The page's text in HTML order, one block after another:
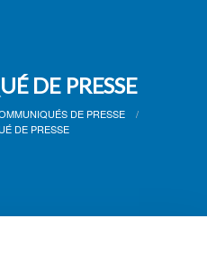
DE PRESSE
DE PRESSE
DE PRESSE